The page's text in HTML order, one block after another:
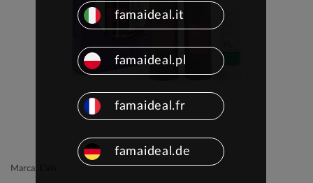
Marca: EVA
famaideal.it
famaideal.pl
famaideal.fr
famaideal.de